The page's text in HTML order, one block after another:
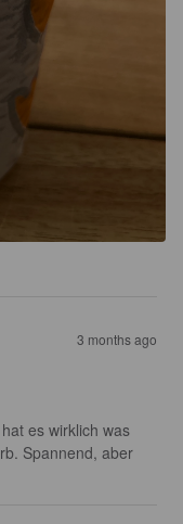
3 months ago
es wirklich was
Spannend, aber